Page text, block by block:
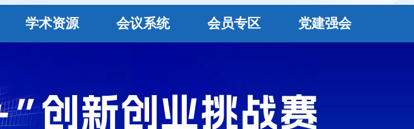
学术资源 会议系统 会员专区 党建强会